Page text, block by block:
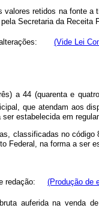
valores retidos na fonte a
Secretaria da Receita
alterações: (Vide Lei
a 44 (quarenta e
que atendam aos
estabelecida em
classificadas no
Federal, na forma a ser
redação: (Produção de
auferida na venda